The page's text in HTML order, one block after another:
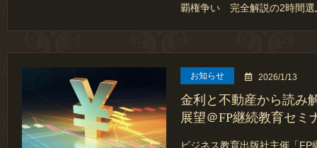
覇権争い 完全解説の2時間
お知らせ 2026/1/13
金利と不動産から読み
展望＠FP継続教育セミ
ビジネス教育出版社主催「